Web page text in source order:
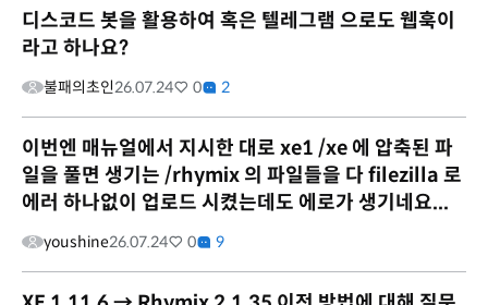
디스코드 봇을 활용하여 혹은 텔레그램 으로도 웹훅이
라고 하나요?
불패의초인26.07.24 0 2
이번엔 매뉴얼에서 지시한 대로 xe1 /xe 에 압축된 파
일을 풀면 생기는 /rhymix 의 파일들을 다 filezilla 로
에러 하나없이 업로드 시켰는데도 에로가 생기네요...
youshine26.07.24 0 9